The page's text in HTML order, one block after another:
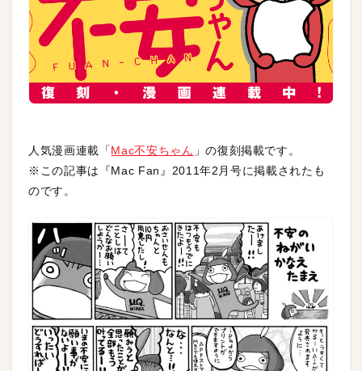
人気漫画連載「Mac不安ちゃん 」の復刻掲載です。
※この記事は『Mac Fan』2011年2月号に掲載されたも
のです。